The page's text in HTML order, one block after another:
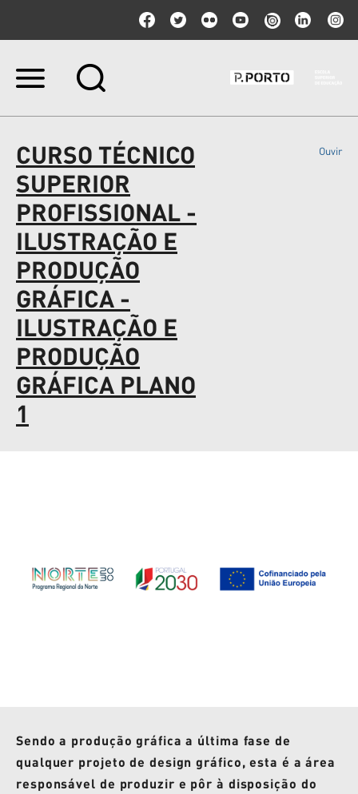
Ir
Ir
para
a
navegação
CURSO TÉCNICO
SUPERIOR
PROFISSIONAL -
ILUSTRAÇÃO E
PRODUÇÃO
GRÁFICA -
ILUSTRAÇÃO E
PRODUÇÃO
GRÁFICA PLANO
1
Ouvir
Sendo a produção gráfica a última fase de
qualquer projeto de design gráfico, esta é a área
responsável de produzir e pôr à disposição do